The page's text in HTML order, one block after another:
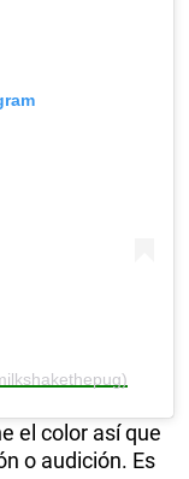
el color así que
o audición. Es